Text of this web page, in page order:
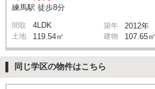
練馬駅 徒歩8分
間取 4LDK 築年 2012年
土地 119.54㎡ 建物 107.65㎡
同じ学区の物件はこちら